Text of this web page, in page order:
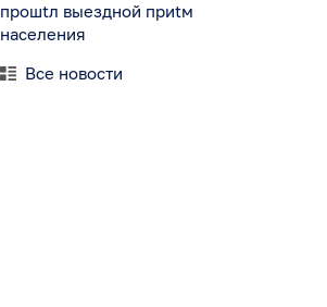
прошtл выездной приtм
населения
Все новости